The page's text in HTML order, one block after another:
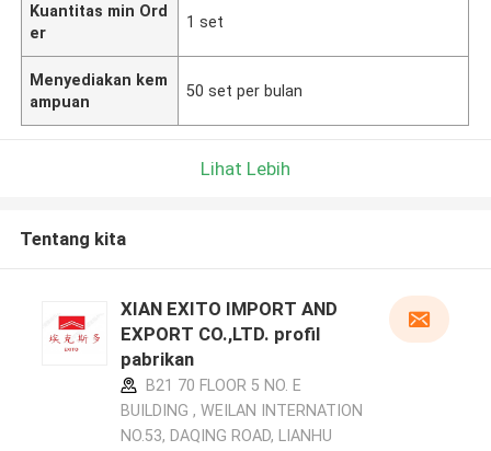
Kuantitas min Ord
er
1 set
Menyediakan kem
ampuan
50 set per bulan
Lihat Lebih
Tentang kita
XIAN EXITO IMPORT AND
EXPORT CO.,LTD. profil
pabrikan
B21 70 FLOOR 5 NO. E
BUILDING , WEILAN INTERNATION
NO.53, DAQING ROAD, LIANHU